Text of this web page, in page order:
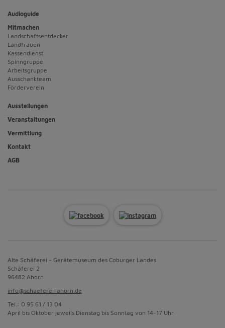
Audioguide
Mitmachen
Landschaftsentdecker
Landfrauen
Kassendienst
Spinngruppe
Arbeitsgruppe
Ausschankteam
Förderverein
Ausstellungen
Veranstaltungen
Vermittlung
Kontakt
AGB
Alte Schäferei - Gerätemuseum des Coburger Landes
Schäferei 2
96482 Ahorn
info@schaeferei-ahorn.de
Tel.: 0 95 61 / 13 04
April bis Oktober jeweils Dienstag bis Sonntag von 14-17 Uhr